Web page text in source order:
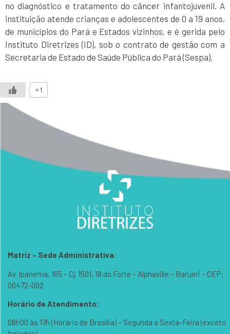
no diagnóstico e tratamento do câncer infantojuvenil. A
instituição atende crianças e adolescentes de 0 a 19 anos,
de municípios do Pará e Estados vizinhos, e é gerida pelo
Instituto Diretrizes (ID), sob o contrato de gestão com a
Secretaria de Estado de Saúde Pública do Pará (Sespa).
+1
Matriz – Sede Administrativa:
Av. Ipanema, 165 – Cj. 1501, 18 do Forte – Alphaville – Barueri – CEP:
06472-002
Horário de Atendimento:
08h00 às 17h (Horário de Brasília) – Segunda a Sexta-Feira (exceto